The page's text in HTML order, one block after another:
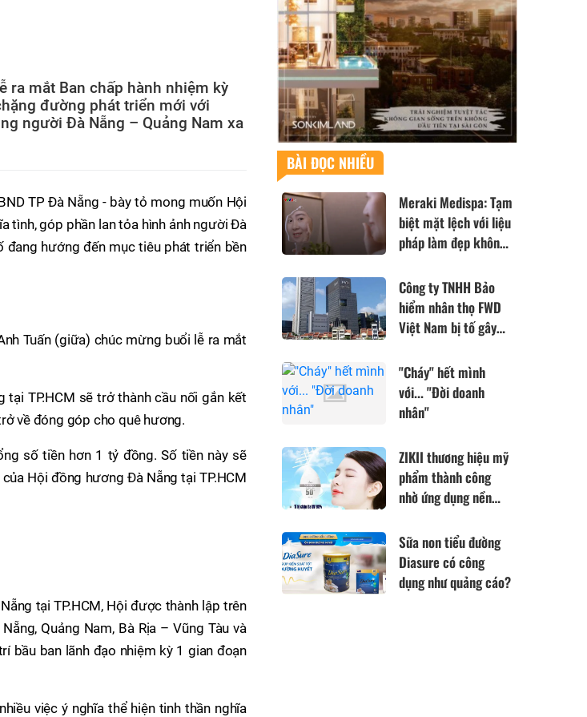
ra mắt Ban chấp hành nhiệm kỳ
đường phát triển mới với
người Đà Nẵng – Quảng Nam xa
TP Đà Nẵng - bày tỏ mong muốn Hội
tình, góp phần lan tỏa hình ảnh người Đà
đang hướng đến mục tiêu phát triển bền
Tuấn (giữa) chúc mừng buổi lễ ra mắt
tại TP.HCM sẽ trở thành cầu nối gắn kết
về đóng góp cho quê hương.
số tiền hơn 1 tỷ đồng. Số tiền này sẽ
Hội đồng hương Đà Nẵng tại TP.HCM
tại TP.HCM, Hội được thành lập trên
Quảng Nam, Bà Rịa – Vũng Tàu và
bầu ban lãnh đạo nhiệm kỳ 1 gian đoạn
việc ý nghĩa thể hiện tinh thần nghĩa
BÀI ĐỌC NHIỀU
Meraki Medispa: Tạm
biệt mặt lệch với liệu
pháp làm đẹp không
Bản
Công ty TNHH Bảo
hiểm nhân thọ FWD
Việt Nam bị tố gây
các Đại lý bảo hiểm
cắt Code?
"Cháy" hết mình
với... "Đời doanh
nhân"
ZIKII thương hiệu mỹ
phẩm thành công
nhờ ứng dụng nền
từ Nhật Bản
Sữa non tiểu đường
Diasure có công
dụng như quảng cáo?